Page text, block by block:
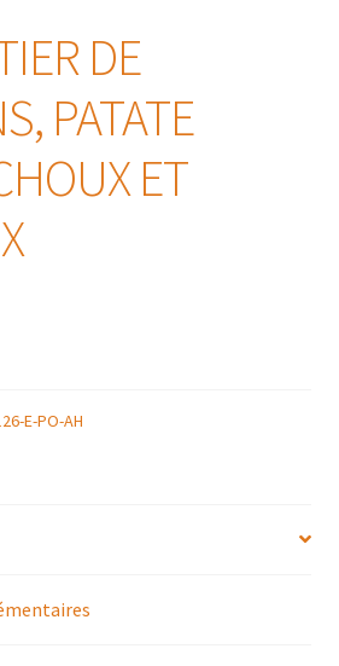
DE
PATATE
ET
E-PO-AH